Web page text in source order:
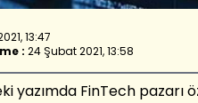
13:47
: 24 Şubat 2021, 13:58
yazımda FinTech pazarı